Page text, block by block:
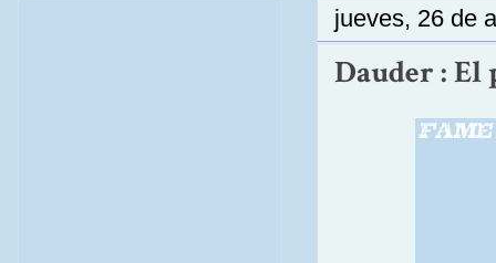
jueves, 26 de
Dauder : El